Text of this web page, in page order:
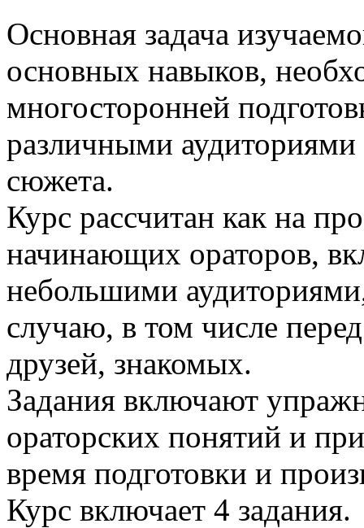
Основная задача
основных навыков,
многосторонней
различными аудиториями
сюжета.
Курс рассчитан как на
начинающих ораторов,
небольшими
случаю, в том числе
друзей, знакомых.
Задания включают
ораторских понятий и
время подготовки и
Курс включает 4 задания.